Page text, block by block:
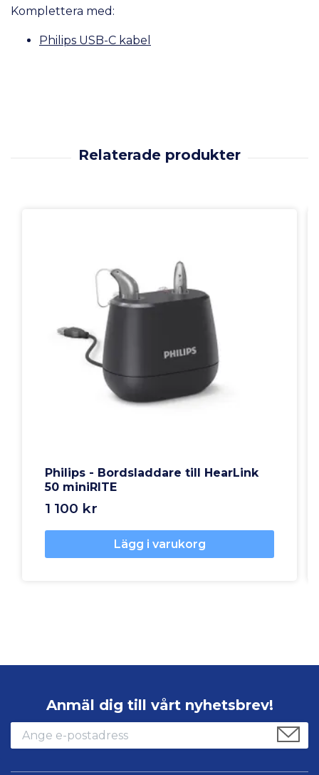
Komplettera med:
Philips USB-C kabel
Philips - Bordsladdare till HearLink
50 miniRITE
1 100 kr
Lägg i varukorg
Anmäl dig till vårt nyhetsbrev!